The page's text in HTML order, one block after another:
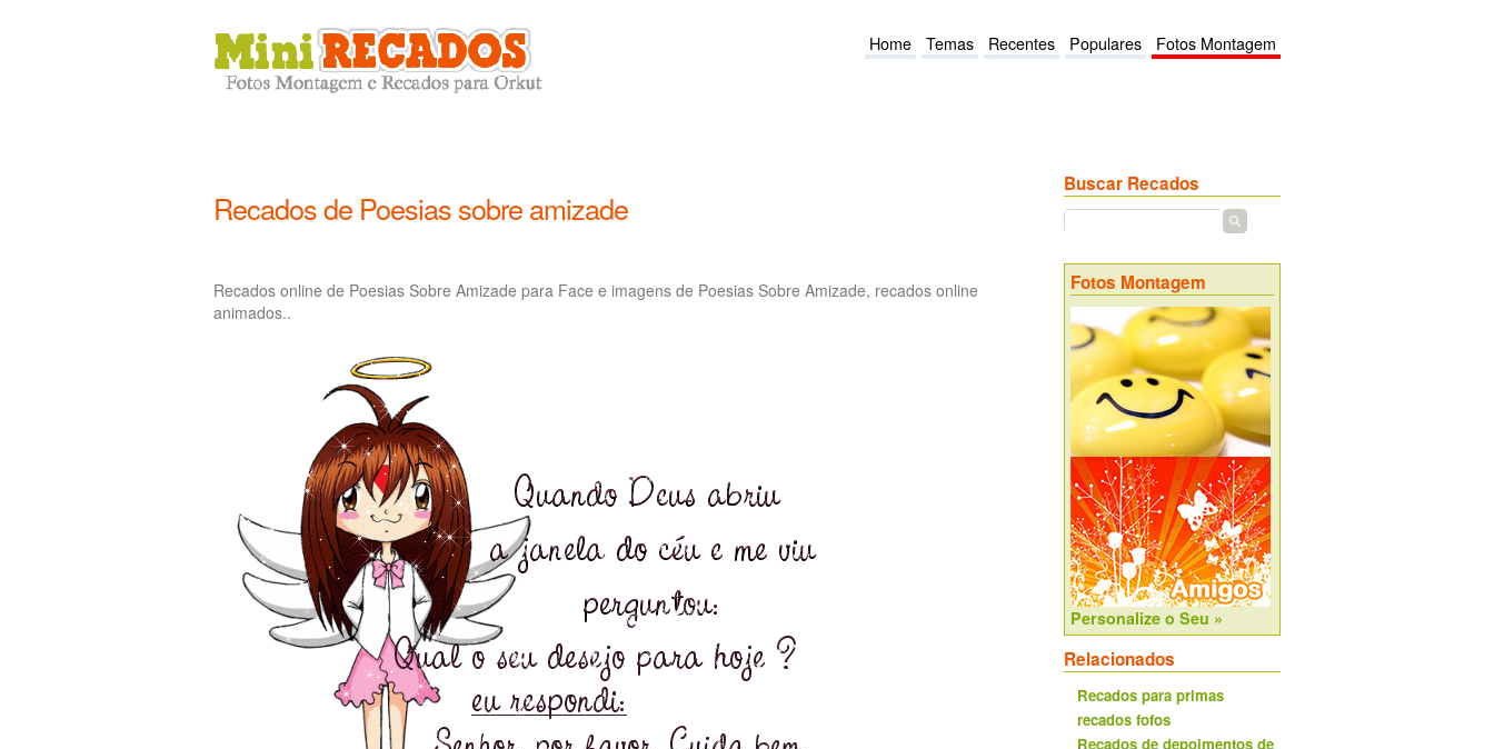
Home Temas Recentes Populares Fotos Montagem
Recados de Poesias sobre amizade
Recados online de Poesias Sobre Amizade para Face e imagens de Poesias Sobre Amizade, recados online
animados..
Buscar Recados
Fotos Montagem
Personalize o Seu »
Relacionados
Recados para primas
recados fofos
Recados de depoimentos de